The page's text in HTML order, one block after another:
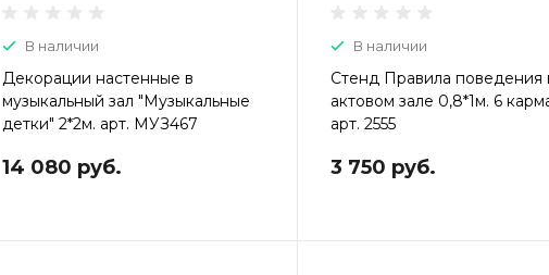
В наличии
Декорации настенные в
музыкальный зал "Музыкальные
детки" 2*2м. арт. МУЗ467
14 080 руб.
В наличии
Стенд Правила поведения
актовом зале 0,8*1м. 6
арт. 2555
3 750 руб.